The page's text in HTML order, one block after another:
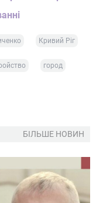
Кривий Ріг
город
БІЛЬШЕ НОВИН